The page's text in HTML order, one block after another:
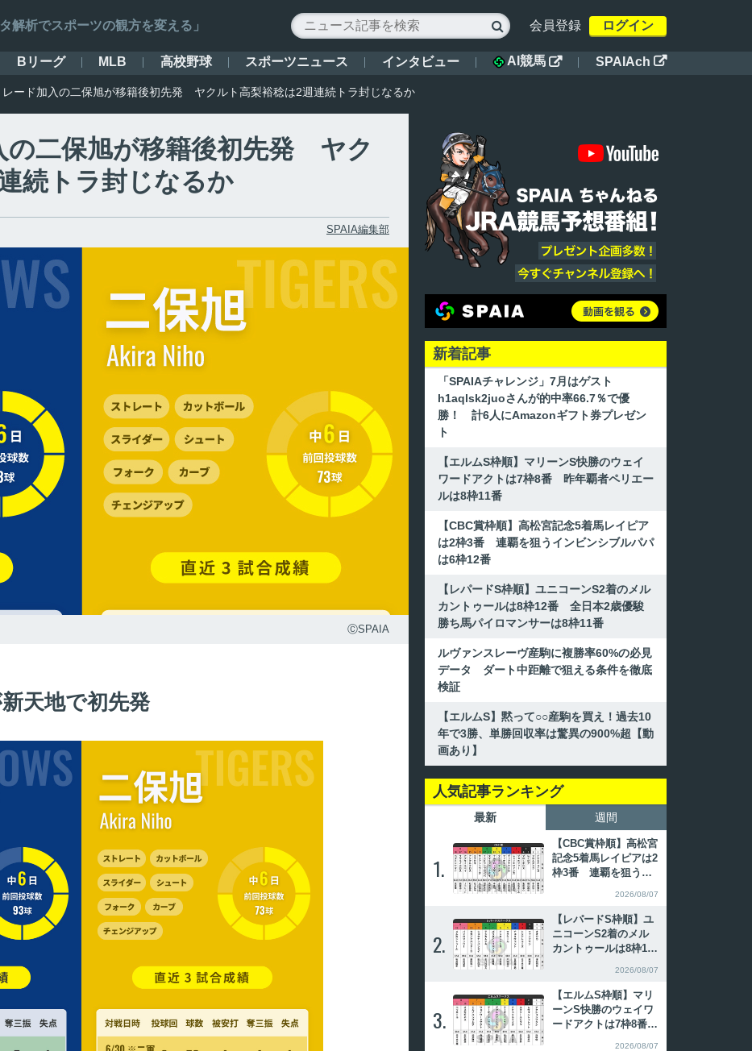
解析でスポーツの観方を変える」  会員登録 ログイン
Bリーグ MLB 高校野球 スポーツニュース インタビュー AI競馬  SPAIAch 
レード加入の二保旭が移籍後初先発 ヤクルト高梨裕稔は2週連続トラ封じなるか
の二保旭が移籍後初先発 ヤク
続トラ封じなるか
SPAIA編集部
ⒸSPAIA
天地で初先発
新着記事
「SPAIAチャレンジ」7月はゲスト
h1aqlsk2juoさんが的中率66.7％で優
勝！ 計6人にAmazonギフト券プレゼン
ト
【エルムS枠順】マリーンS快勝のウェイ
ワードアクトは7枠8番 昨年覇者ペリエー
ルは8枠11番
【CBC賞枠順】高松宮記念5着馬レイピア
は2枠3番 連覇を狙うインビンシブルパパ
は6枠12番
【レパードS枠順】ユニコーンS2着のメル
カントゥールは8枠12番 全日本2歳優駿
勝ち馬パイロマンサーは8枠11番
ルヴァンスレーヴ産駒に複勝率60%の必見
データ ダート中距離で狙える条件を徹底
検証
【エルムS】黙って○○産駒を買え！過去10
年で3勝、単勝回収率は驚異の900%超【動
画あり】
人気記事ランキング
最新 週間
1.
【CBC賞枠順】高松宮
記念5着馬レイピアは2
枠3番 連覇を狙うイ
2026/08/07
2.
【レパードS枠順】ユ
ニコーンS2着のメル
カントゥールは8枠12
8枠11番
2026/08/07
3.
【エルムS枠順】マリ
ーンS快勝のウェイワ
ードアクトは7枠8番
2026/08/07